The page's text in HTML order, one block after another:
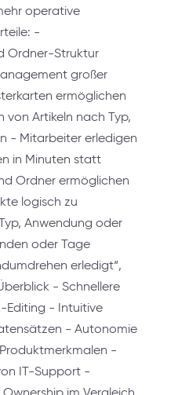
operative
-
Ordner-Struktur
großer
ermöglichen
von Artikeln nach Typ,
- Mitarbeiter erledigen
in Minuten statt
Ordner ermöglichen
logisch zu
Anwendung oder
oder Tage
erledigt“,
- Schnellere
Editing - Intuitive
- Autonomie
-
IT-Support -